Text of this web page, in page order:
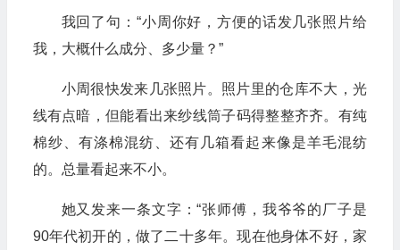
我回了句：“小周你好，方便的话发几张照片给
我，大概什么成分、多少量？”
小周很快发来几张照片。照片里的仓库不大，光
线有点暗，但能看出来纱线筒子码得整整齐齐。有纯
棉纱、有涤棉混纺、还有几箱看起来像是羊毛混纺
的。总量看起来不小。
她又发来一条文字：“张师傅，我爷爷的厂子是
90年代初开的，做了二十多年。现在他身体不好，家